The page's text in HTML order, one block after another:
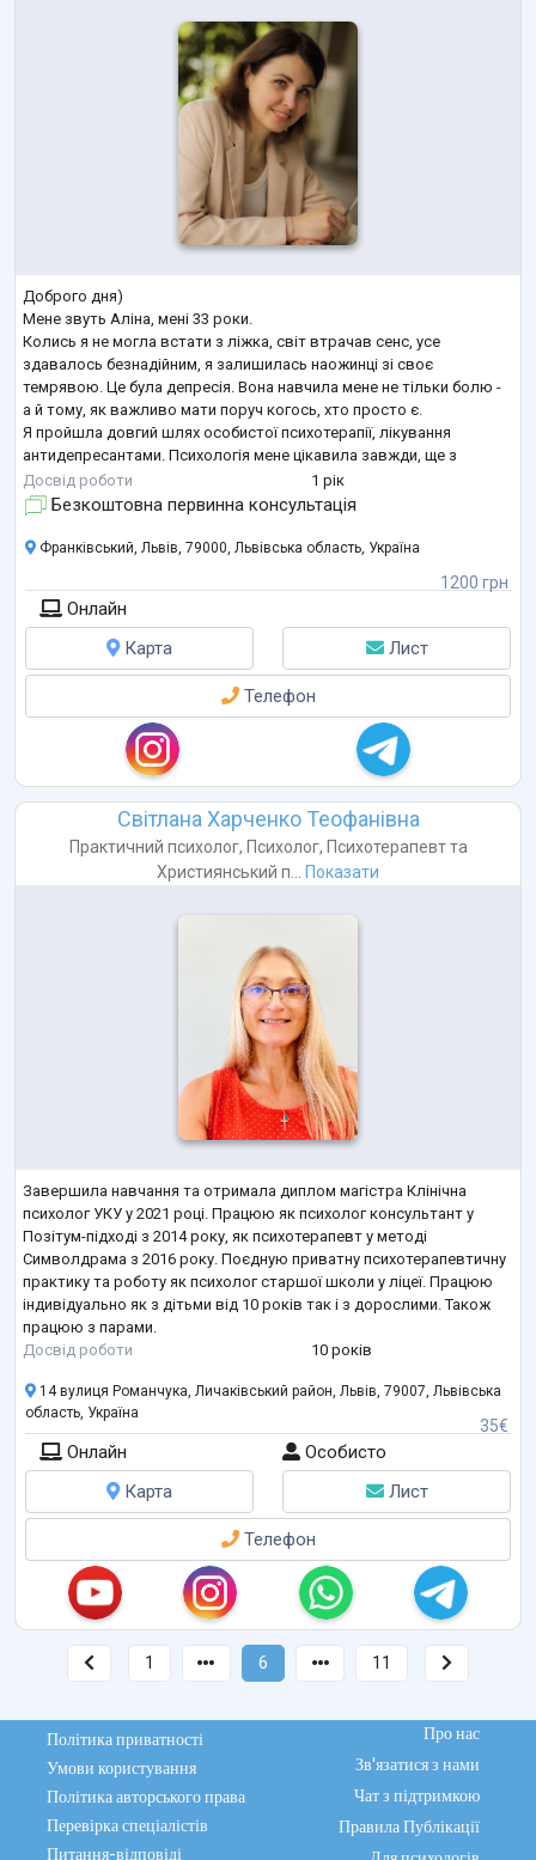
Доброго дня)
Мене звуть Аліна, мені 33 роки.
Колись я не могла встати з ліжка, світ втрачав сенс, усе
здавалось безнадійним, я залишилась наожинці зі своє
темрявою. Це була депресія. Вона навчила мене не тільки болю -
а й тому, як важливо мати поруч когось, хто просто є.
Я пройшла довгий шлях особистої психотерапії, лікування
антидепресантами. Психологія мене цікавила завжди, ще з
студентства, тому проживши ще свій досвід і почала
опановувати це професійно.
Григорія Сковороди в П...
Досвід роботи 1 рік
Безкоштовна первинна консультація
1200 грн
Франківський, Львів, 79000, Львівська область, Україна
Онлайн
Карта
Лист
Телефон
Світлана Харченко Теофанівна
Практичний психолог, Психолог, Психотерапевтта
Християнський п...
Показати
Завершила навчання та отримала диплом магістра Клінічна
психолог УКУ у 2021 році. Працюю як психолог консультант у
Позітум-підході з 2014 року, як психотерапевт у методі
Символдрама з 2016 року. Поєдную приватну психотерапевтичну
практику та роботу як психолог старшої школи у ліцеї. Працюю
індивідуально як з дітьми від 10 років так і з дорослими. Також
працюю з парами.
Досвід роботи
10 років
35€
14 вулиця Романчука, Личаківський район, Львів, 79007, Львівська
область, Україна
Онлайн
Особисто
Карта
Лист
Телефон
1 6 11
Політика приватності
Умови користування
Політика авторського права
Перевірка спеціалістів
Питання-відповіді
Про нас
Зв'язатися з нами
Чат з підтримкою
Правила Публікації